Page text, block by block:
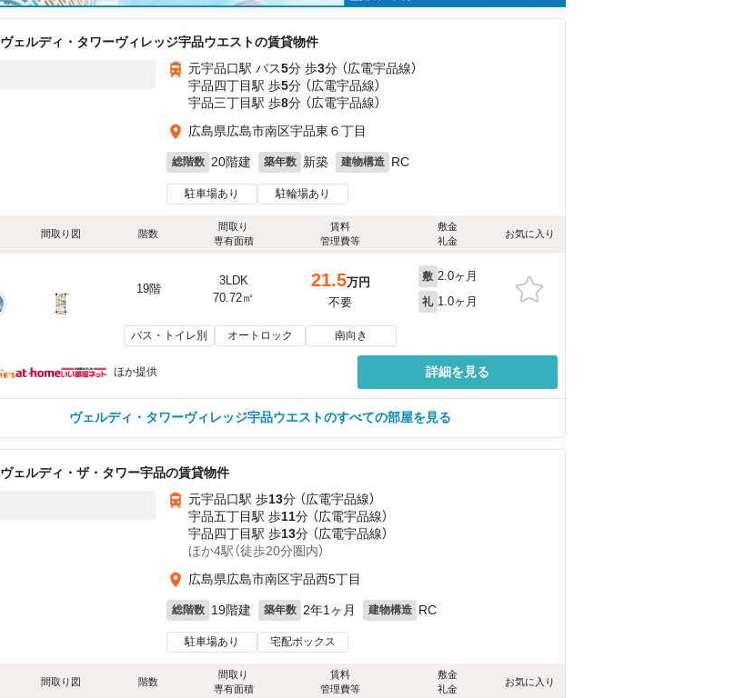
ヴェルディ・タワーヴィレッジ宇品ウエストの賃貸物件
元宇品口駅 バス5分 歩3分 （広電宇品線）
宇品四丁目駅 歩5分 （広電宇品線）
宇品三丁目駅 歩8分 （広電宇品線）
広島県広島市南区宇品東６丁目
総階数 20階建 築年数 新築 建物構造 RC
駐車場あり 駐輪場あり
間取り図 階数
間取り
専有面積
賃料
管理費等
敷金
礼金
お気に入り
19階
3LDK
70.72㎡
21.5万円
不要
敷 2.0ヶ月
礼 1.0ヶ月
バス・トイレ別 オートロック 南向き
ほか提供 詳細を見る
ヴェルディ・タワーヴィレッジ宇品ウエストのすべての部屋を見る
ヴェルディ・ザ・タワー宇品の賃貸物件
元宇品口駅 歩13分 （広電宇品線）
宇品五丁目駅 歩11分 （広電宇品線）
宇品四丁目駅 歩13分 （広電宇品線）
ほか4駅（徒歩20分圏内）
広島県広島市南区宇品西5丁目
総階数 19階建 築年数 2年1ヶ月 建物構造 RC
駐車場あり 宅配ボックス
間取り図 階数
間取り
専有面積
賃料
管理費等
敷金
礼金
お気に入り